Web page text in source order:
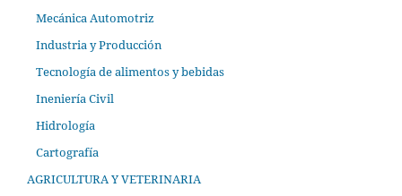
Mecánica Automotriz
Industria y Producción
Tecnología de alimentos y bebidas
Ineniería Civil
Hidrología
Cartografía
AGRICULTURA Y VETERINARIA